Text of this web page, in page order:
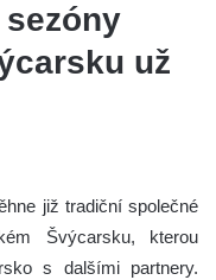
už
již tradiční společné
Švýcarsku, kterou
s dalšími partnery.